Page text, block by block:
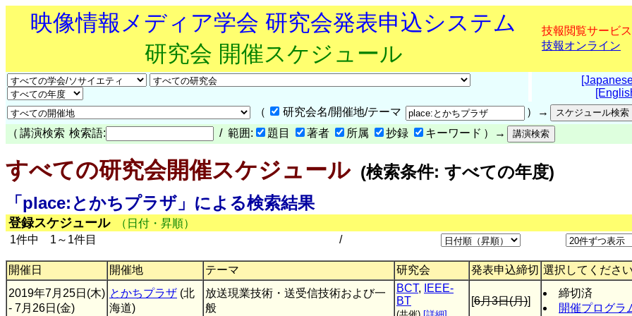
映像情報メディア学会 研究会発表申込システム
研究会 開催スケジュール
技報閲覧サービス
技報オンライン
（
研究会名/開催地/テーマ
）→
（ 講演検索 検索語: / 範囲: 題目 著者 所属 抄録 キーワード ）→
すべての研究会開催スケジュール(検索条件: すべての年度)
「place:とかちプラザ」による検索結果
登録スケジュール
（日付・昇順）
1件中 1～1件目
/
開催日 開催地 テーマ 研究会 発表申込締切 選択してください
2019年7月25日(木)
- 7月26日(金)
とかちプラザ (北
海道)
放送現業技術・送受信技術および一
般
BCT,
IEEE-
BT
[6月3日(月)]
締切済
開催プログラ